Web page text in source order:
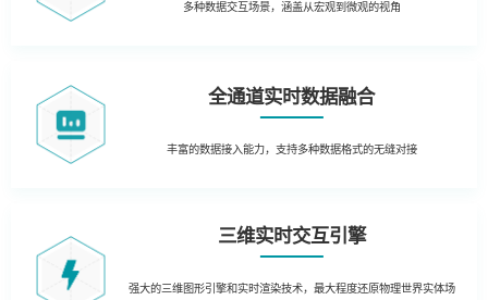
多种数据交互场景，涵盖从宏观到微观的视角
全通道实时数据融合
丰富的数据接入能力，支持多种数据格式的无缝对接
三维实时交互引擎
强大的三维图形引擎和实时渲染技术，最大程度还原物理世界实体场